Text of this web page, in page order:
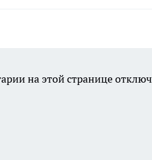
на этой странице